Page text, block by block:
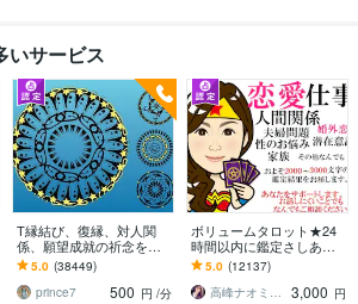
いサービス
T縁結び、復縁、対人関
係、願望成就の祈念を承
ります 対象者の思いと状
況、対象者との対話、祈
念
5.0 (38449)
prince7
500 円 /分
ボリュームタロット★24
時間以内に鑑定さしあげ
ます 3000文字以上の鑑定
★希望者のみ一部カード
開示サービスあり
5.0 (12137)
高峰ナオミ タロット占い師
3,000 円